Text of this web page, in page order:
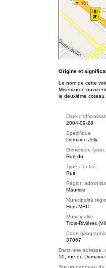
Origine et
Le nom de cette
Miséricorde
le deuxième
Date
2004-09-28
Spécifique
Domaine-Joly
Générique
Rue du
Type d'entité
Rue
Région
Mauricie
Municipalité
Hors MRC
Municipalité
Trois-Rivières
Code
37067
Dans une adresse,
10, rue du
Sur un panneau de